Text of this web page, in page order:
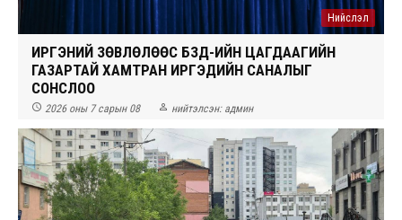
Нийслэл
ИРГЭНИЙ ЗӨВЛӨЛӨӨС БЗД-ИЙН ЦАГДААГИЙН
ГАЗАРТАЙ ХАМТРАН ИРГЭДИЙН САНАЛЫГ
СОНСЛОО
 2026 оны 7 сарын 08  нийтэлсэн: админ